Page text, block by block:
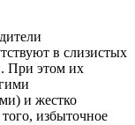
в слизистых
При этом их
и жестко
избыточное